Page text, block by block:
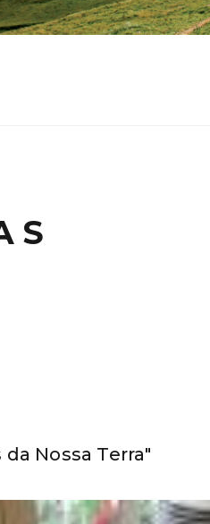
Nossa Terra"